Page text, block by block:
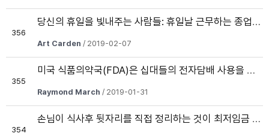
356
당신의 휴일을 빛내주는 사람들: 휴일날 근무하는 종업원과 계산원들은 휴일의 영웅들이다
Art Carden / 2019-02-07
355
미국 식품의약국(FDA)은 십대들의 전자담배 사용을 막을 수 있을까
Raymond March / 2019-01-31
354
손님이 식사후 뒷자리를 직접 정리하는 것이 최저임금 인상에 주는 시사점은?